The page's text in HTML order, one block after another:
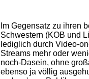
Im Gegensatz zu ihren
Schwestern (KOB und
lediglich durch Video-
Streams mehr oder
noch-Dasein, ohne
ebenso ja völlig